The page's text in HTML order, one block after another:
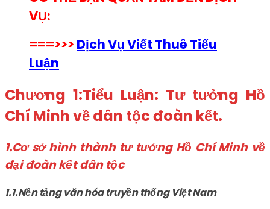
VỤ:
===>>> Dịch Vụ Viết Thuê Tiểu
Luận
Chương 1:Tiểu Luận: Tư tưởng Hồ
Chí Minh về dân tộc đoàn kết.
1.Cơ sở hình thành tư tưởng Hồ Chí Minh về
đại đoàn kết dân tộc
1.1.Nền tảng văn hóa truyền thống Việt Nam